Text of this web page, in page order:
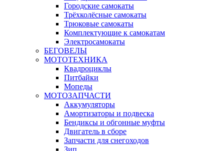
Городские самокаты
Трёхколёсные самокаты
Трюковые самокаты
Комплектующие к самокатам
Электросамокаты
БЕГОВЕЛЫ
МОТОТЕХНИКА
Квадроциклы
Питбайки
Мопеды
МОТОЗАПЧАСТИ
Аккумуляторы
Амортизаторы и подвеска
Бендиксы и обгонные муфты
Двигатель в сборе
Запчасти для снегоходов
Зип